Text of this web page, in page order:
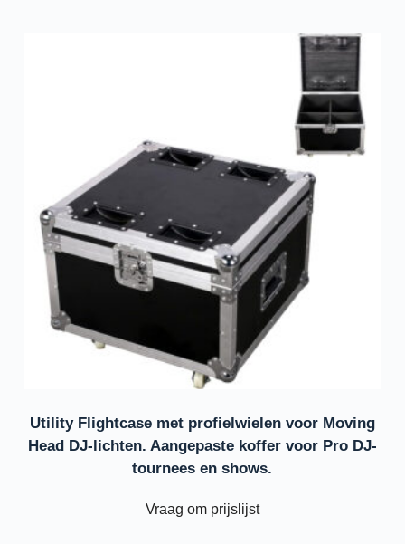
Utility Flightcase met profielwielen voor Moving
Head DJ-lichten. Aangepaste koffer voor Pro DJ-
tournees en shows.
Vraag om prijslijst